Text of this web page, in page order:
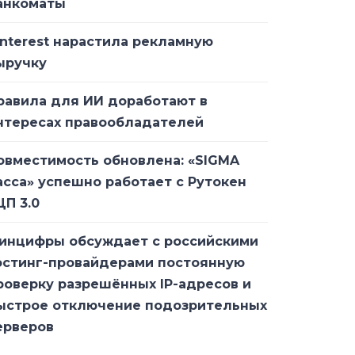
нарастила рекламную
для ИИ доработают в
правообладателей
обновлена: «SIGMA
успешно работает с Рутокен
3.0
обсуждает с российскими
провайдерами постоянную
разрешённых IP-адресов и
отключение подозрительных